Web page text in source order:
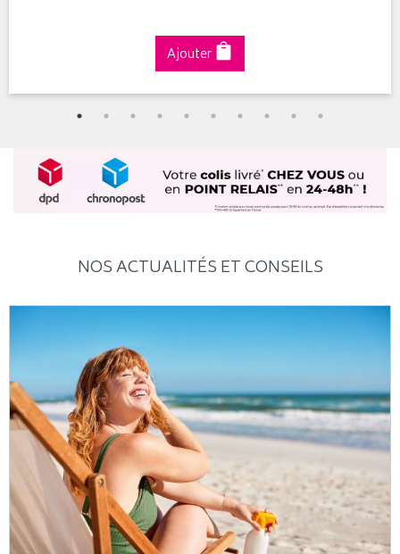
Ajouter
NOS ACTUALITÉS ET CONSEILS